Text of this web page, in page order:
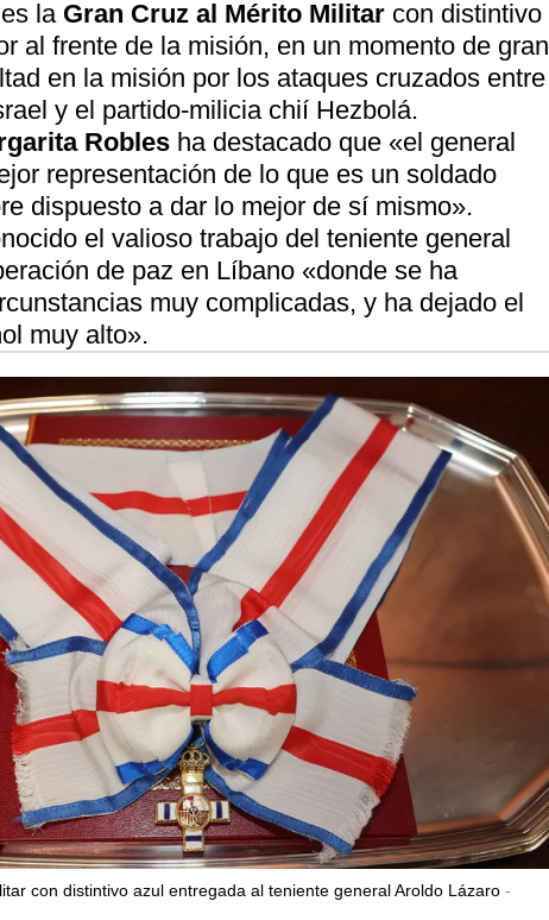
la Gran Cruz al Mérito Militar con distintivo
al frente de la misión, en un momento de gran
en la misión por los ataques cruzados entre
y el partido-milicia chií Hezbolá.
Robles ha destacado que «el general
representación de lo que es un soldado
dispuesto a dar lo mejor de sí mismo».
el valioso trabajo del teniente general
de paz en Líbano «donde se ha
muy complicadas, y ha dejado el
muy alto».
con distintivo azul entregada al teniente general Aroldo Lázaro